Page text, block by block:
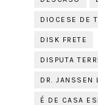
DIOCESE DE
DISK FRETE
DISPUTA
DR. JANSSEN
É DE CASA